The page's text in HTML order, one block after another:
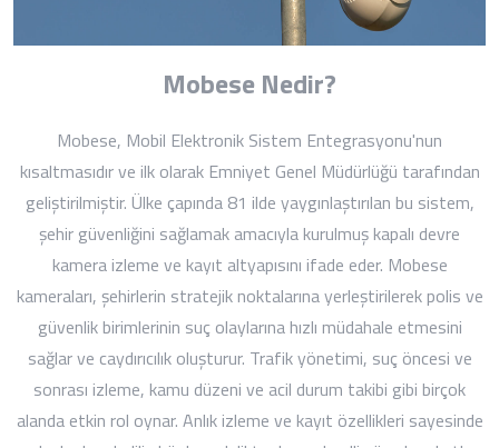
Mobese Nedir?
Mobese, Mobil Elektronik Sistem Entegrasyonu'nun
kısaltmasıdır ve ilk olarak Emniyet Genel Müdürlüğü tarafından
geliştirilmiştir. Ülke çapında 81 ilde yaygınlaştırılan bu sistem,
şehir güvenliğini sağlamak amacıyla kurulmuş kapalı devre
kamera izleme ve kayıt altyapısını ifade eder. Mobese
kameraları, şehirlerin stratejik noktalarına yerleştirilerek polis ve
güvenlik birimlerinin suç olaylarına hızlı müdahale etmesini
sağlar ve caydırıcılık oluşturur. Trafik yönetimi, suç öncesi ve
sonrası izleme, kamu düzeni ve acil durum takibi gibi birçok
alanda etkin rol oynar. Anlık izleme ve kayıt özellikleri sayesinde